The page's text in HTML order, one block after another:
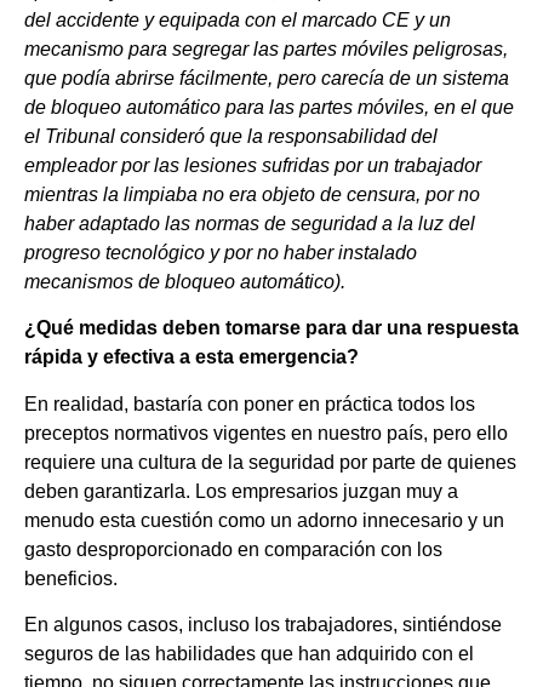
del accidente y equipada con el marcado CE y un
mecanismo para segregar las partes móviles peligrosas,
que podía abrirse fácilmente, pero carecía de un sistema
de bloqueo automático para las partes móviles, en el que
el Tribunal consideró que la responsabilidad del
empleador por las lesiones sufridas por un trabajador
mientras la limpiaba no era objeto de censura, por no
haber adaptado las normas de seguridad a la luz del
progreso tecnológico y por no haber instalado
mecanismos de bloqueo automático).
¿Qué medidas deben tomarse para dar una respuesta
rápida y efectiva a esta emergencia?
En realidad, bastaría con poner en práctica todos los
preceptos normativos vigentes en nuestro país, pero ello
requiere una cultura de la seguridad por parte de quienes
deben garantizarla. Los empresarios juzgan muy a
menudo esta cuestión como un adorno innecesario y un
gasto desproporcionado en comparación con los
beneficios.
En algunos casos, incluso los trabajadores, sintiéndose
seguros de las habilidades que han adquirido con el
tiempo, no siguen correctamente las instrucciones que